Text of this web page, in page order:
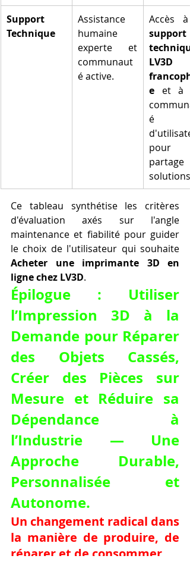
Support
Technique
Assistance
humaine
experte et
communaut
é active.
support
technique
LV3D
e et à
é
pour
partage
solutions.
Ce tableau synthétise les critères
d'évaluation axés sur l'angle
maintenance et fiabilité pour guider
Acheter une imprimante 3D en
ligne chez LV3D.
Épilogue : Utiliser
l’Impression 3D à la
Demande pour Réparer
des Objets Cassés,
Créer des Pièces sur
Mesure et Réduire sa
Dépendance à
l’Industrie — Une
Approche Durable,
Personnalisée et
Autonome.
Un changement radical dans
la manière de produire, de
réparer et de consommer.